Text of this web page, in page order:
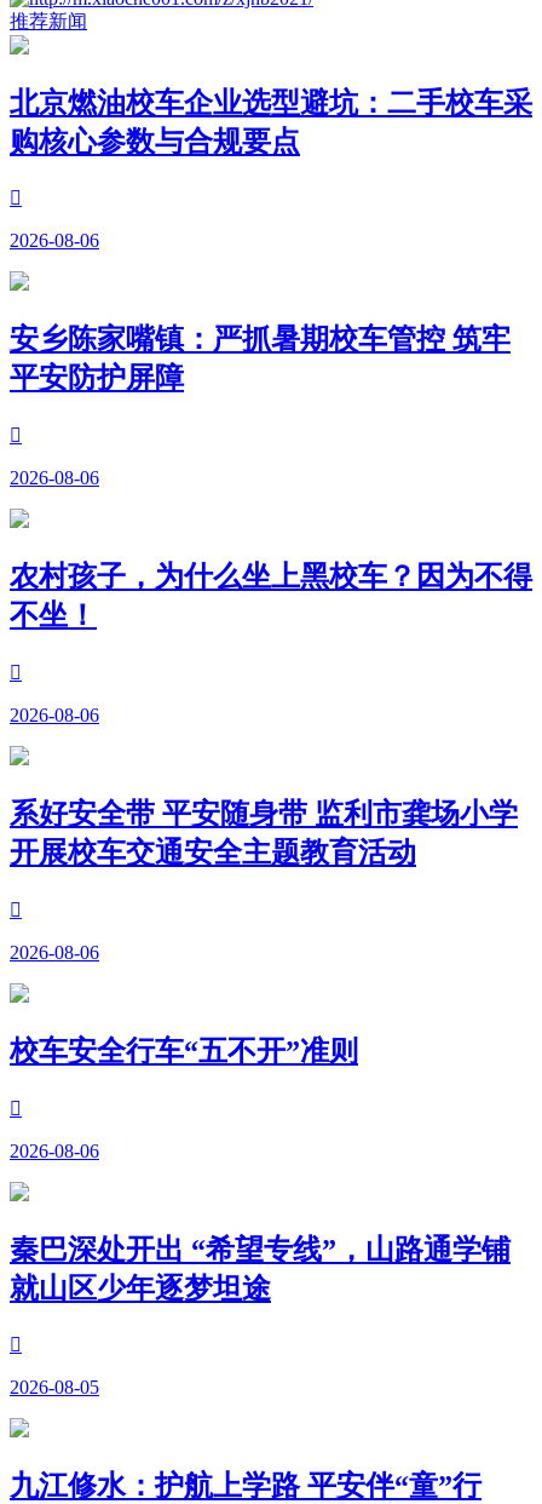
推荐新闻
北京燃油校车企业选型避坑：二手校车采
购核心参数与合规要点

2026-08-06
安乡陈家嘴镇：严抓暑期校车管控 筑牢
平安防护屏障

2026-08-06
农村孩子，为什么坐上黑校车？因为不得
不坐！

2026-08-06
系好安全带 平安随身带 监利市龚场小学
开展校车交通安全主题教育活动

2026-08-06
校车安全行车“五不开”准则

2026-08-06
秦巴深处开出 “希望专线”，山路通学铺
就山区少年逐梦坦途

2026-08-05
九江修水：护航上学路 平安伴“童”行